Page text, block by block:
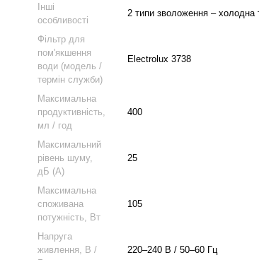
Інші
особливості
2 типи зволоження – холодна
Фільтр для
пом'якшення
води (модель /
термін служби)
Electrolux 3738
Максимальна
продуктивність,
мл / год
400
Максимальний
рівень шуму,
дБ (А)
25
Максимальна
споживана
потужність, Вт
105
Напруга
живлення, В /
220–240 В / 50–60 Гц